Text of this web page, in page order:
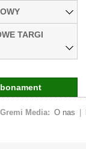
TARGI
Gremi Media: O nas